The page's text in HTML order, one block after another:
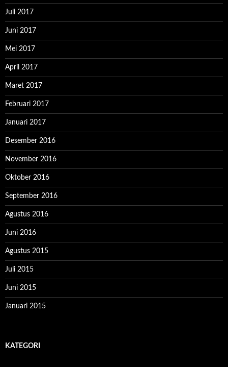
Juli 2017
Juni 2017
Mei 2017
April 2017
Maret 2017
Februari 2017
Januari 2017
Desember 2016
November 2016
Oktober 2016
September 2016
Agustus 2016
Juni 2016
Agustus 2015
Juli 2015
Juni 2015
Januari 2015
KATEGORI